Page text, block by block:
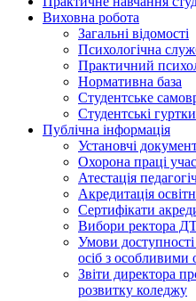
Виховна робота
Загальні відомості
Психологічна
Практичний
Нормативна база
Студентське
Студентські гуртки
Публічна інформація
Установчі
Охорона праці
Атестація
Акредитація
Сертифікати
Вибори ректора
Умови доступності
осіб з особливими
Звіти директора
розвитку коледжу